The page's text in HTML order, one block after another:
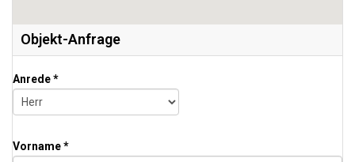
Objekt-Anfrage
Anrede *
Vorname *